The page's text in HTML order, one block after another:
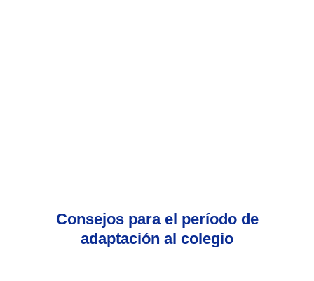
Consejos para el período de
adaptación al colegio